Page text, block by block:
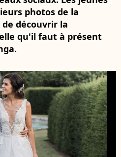
photos de la
découvrir la
qu'il faut à présent